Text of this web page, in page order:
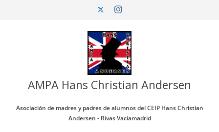
AMPA Hans Christian Andersen
Asociación de madres y padres de alumnos del CEIP Hans Christian
Andersen - Rivas Vaciamadrid